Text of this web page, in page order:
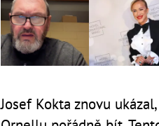
Josef Kokta znovu